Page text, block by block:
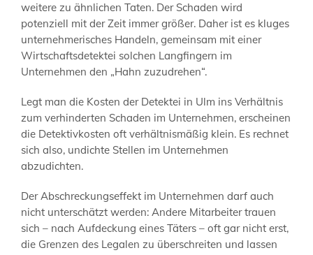
weitere zu ähnlichen Taten. Der Schaden wird
potenziell mit der Zeit immer größer. Daher ist es kluges
unternehmerisches Handeln, gemeinsam mit einer
Wirtschaftsdetektei solchen Langfingern im
Unternehmen den „Hahn zuzudrehen“.
Legt man die Kosten der Detektei in Ulm ins Verhältnis
zum verhinderten Schaden im Unternehmen, erscheinen
die Detektivkosten oft verhältnismäßig klein. Es rechnet
sich also, undichte Stellen im Unternehmen
abzudichten.
Der Abschreckungseffekt im Unternehmen darf auch
nicht unterschätzt werden: Andere Mitarbeiter trauen
sich – nach Aufdeckung eines Täters – oft gar nicht erst,
die Grenzen des Legalen zu überschreiten und lassen